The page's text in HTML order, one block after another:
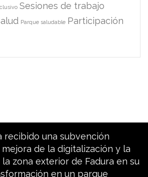
Sesiones de trabajo
Parque saludable Participación
recibido una subvención
de la digitalización y la
zona exterior de Fadura en su
en un parque